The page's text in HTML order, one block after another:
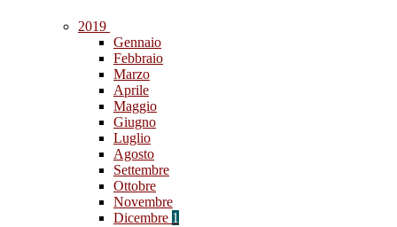
2019
Gennaio
Febbraio
Marzo
Aprile
Maggio
Giugno
Luglio
Agosto
Settembre
Ottobre
Novembre
Dicembre 1